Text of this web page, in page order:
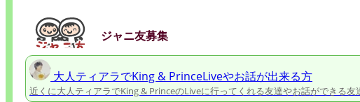
ジャニ友募集
大人ティアラでKing & PrinceLiveやお話が出来る方
近くに大人ティアラでKing & PrinceのLiveに行ってくれる友達やお話ができる友